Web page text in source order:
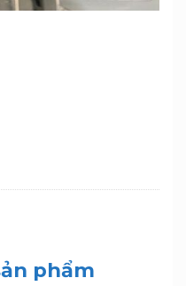
phẩm